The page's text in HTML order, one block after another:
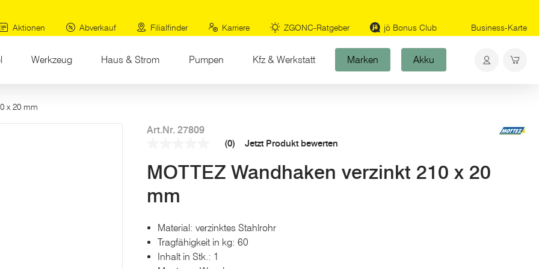
Aktionen
Abverkauf Filialfinder Karriere ZGONC-Ratgeber jö Bonus Club Business-Karte
Werkzeug Haus & Strom Pumpen Kfz & Werkstatt Marken Akku
x 20 mm
Art.Nr. 27809
Link
auf
Seite.
(0) Jetzt Produkt bewerten
MOTTEZ Wandhaken verzinkt 210 x 20
mm
Material: verzinktes Stahlrohr
Tragfähigkeit in kg: 60
Inhalt in Stk.: 1